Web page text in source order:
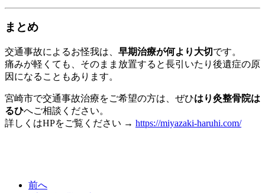
まとめ
交通事故によるお怪我は、 早期治療が何より大切です。
痛みが軽くても、そのまま放置すると長引いたり後遺症の原
因になることもあります。
宮崎市で交通事故治療をご希望の方は、ぜひはり灸整骨院は
るひへご相談ください。
詳しくはHPをご覧ください → https://miyazaki-haruhi.com/
前へ